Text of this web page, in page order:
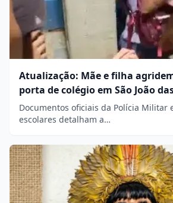
Atualização: Mãe e filha
porta de colégio em São João
Documentos oficiais da Polícia Militar
escolares detalham a…